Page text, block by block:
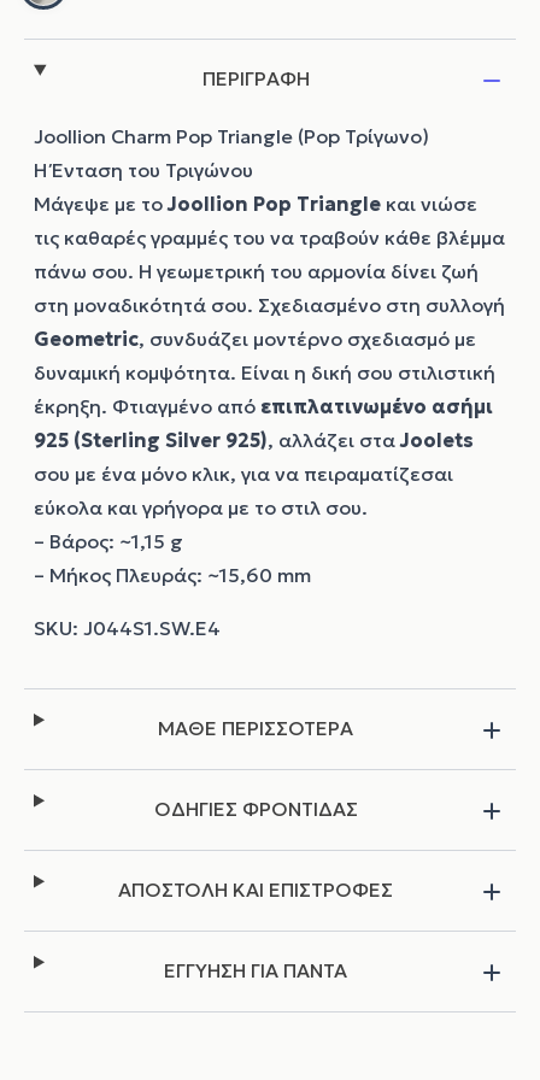
ΠΕΡΙΓΡΑΦΗ
Joollion Charm Pop Triangle (Pop Τρίγωνο)
Η Ένταση του Τριγώνου
Μάγεψε με τοJoollion Pop Triangle και νιώσε
τις καθαρές γραμμές του να τραβούν κάθε βλέμμα
πάνω σου. Η γεωμετρική του αρμονία δίνει ζωή
στη μοναδικότητά σου. Σχεδιασμένο στη συλλογή
Geometric, συνδυάζει μοντέρνο σχεδιασμό με
δυναμική κομψότητα. Είναι η δική σου στιλιστική
έκρηξη. Φτιαγμένο από επιπλατινωμένο ασήμι
925 (Sterling Silver 925), αλλάζει σταJoolets
σου με ένα μόνο κλικ, για να πειραματίζεσαι
εύκολα και γρήγορα με το στιλ σου.
– Βάρος: ~1,15 g
– Μήκος Πλευράς: ~15,60 mm
ΜΑΘΕ ΠΕΡΙΣΣΟΤΕΡΑ
ΟΔΗΓΙΕΣ ΦΡΟΝΤΙΔΑΣ
ΑΠΟΣΤΟΛΗ ΚΑΙ ΕΠΙΣΤΡΟΦΕΣ
ΕΓΓΥΗΣΗ ΓΙΑ ΠΑΝΤΑ